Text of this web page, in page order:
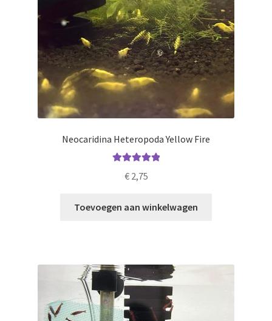
Neocaridina Heteropoda Yellow Fire
uit 5
€2,75
Toevoegen aan winkelwagen